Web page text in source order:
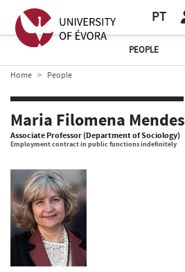
PT
PEOPLE
Home People
Maria Filomena Mendes
Associate Professor (Department of Sociology)
Employment contract in public functions indefinitely